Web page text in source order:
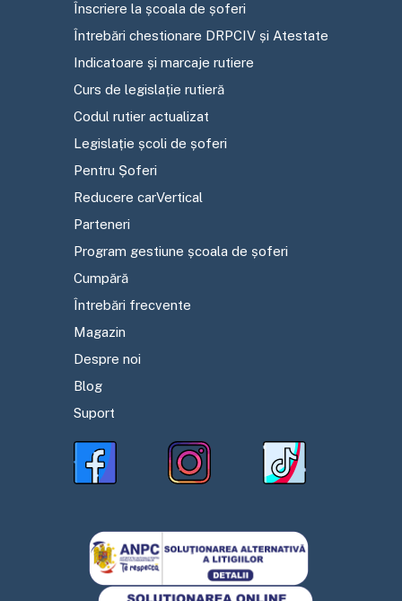
Înscriere la școala de șoferi
Întrebări chestionare DRPCIV și Atestate
Indicatoare și marcaje rutiere
Curs de legislație rutieră
Codul rutier actualizat
Legislație școli de șoferi
Pentru Șoferi
Reducere carVertical
Parteneri
Program gestiune școala de șoferi
Cumpără
Întrebări frecvente
Magazin
Despre noi
Blog
Suport